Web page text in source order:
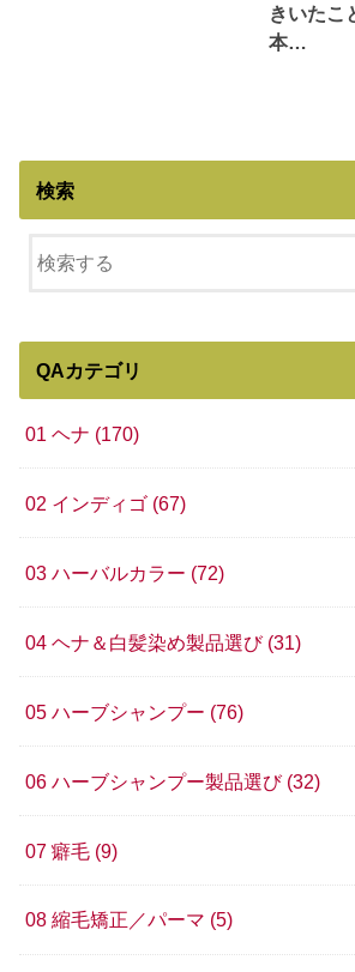
きいたこ
本…
検索
QAカテゴリ
01 ヘナ (170)
02 インディゴ (67)
03 ハーバルカラー (72)
04 ヘナ＆白髪染め製品選び (31)
05 ハーブシャンプー (76)
06 ハーブシャンプー製品選び (32)
07 癖毛 (9)
08 縮毛矯正／パーマ (5)